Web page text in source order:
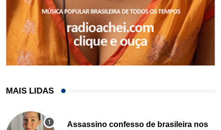
MAIS LIDAS
Assassino confesso de brasileira nos